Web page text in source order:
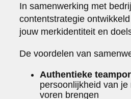
In samenwerking met
contentstrategie
jouw merkidentiteit en
De voordelen van
Authentieke
persoonlijkheid van
voren brengen